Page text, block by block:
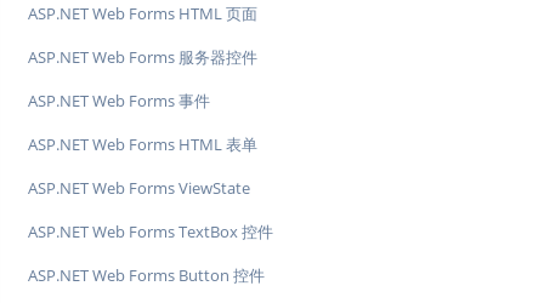
ASP.NET Web Forms HTML 页面
ASP.NET Web Forms 服务器控件
ASP.NET Web Forms 事件
ASP.NET Web Forms HTML 表单
ASP.NET Web Forms ViewState
ASP.NET Web Forms TextBox 控件
ASP.NET Web Forms Button 控件